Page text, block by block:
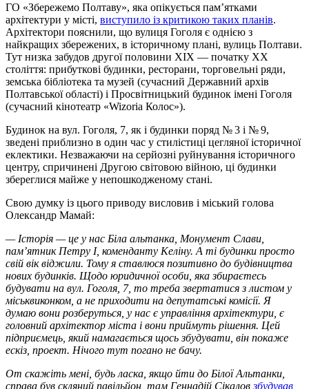
ГО «Збережемо Полтаву», яка опікується пам’ятками
архітектури у місті, виступило із критикою таких планів.
Архітектори пояснили, що вулиця Гоголя є однією з
найкращих збережених, в історичному плані, вулиць Полтави.
Тут низка забудов другої половини ХІХ — початку ХХ
століття: прибуткові будинки, ресторани, торговельні ряди,
земська бібліотека та музей (сучасний Державний архів
Полтавської області) і Просвітницький будинок імені Гоголя
(сучасний кінотеатр «Wizoria Колос»).
Будинок на вул. Гоголя, 7, як і будинки поряд № 3 і № 9,
зведені приблизно в один час у стилістиці цегляної історичної
еклектики. Незважаючи на серйозні руйнування історичного
центру, спричинені Другою світовою війною, ці будинки
збереглися майже у непошкодженому стані.
Свою думку із цього приводу висловив і міський голова
Олександр Мамай:
— Історія — це у нас Біла альтанка, Монумент Слави,
пам’ятник Петру I, коменданту Келіну. А ті будинки просто
свій вік віджили. Тому я ставлюся позитивно до будівництва
нових будинків. Щодо юридичної особи, яка збираєтесь
будувати на вул. Гоголя, 7, то треба звертатися з листом у
міськвиконком, а не приходити на депутатські комісії. Я
думаю вони розберуться, у нас є управління архітектури, є
головний архітектор міста і вони приймуть рішення. Цей
підприємець, який намагається щось збудувати, він покаже
ескіз, проект. Нічого тут погано не бачу.
От скажіть мені, будь ласка, якщо йти до Білої Альтанки,
справа був скляний павільйон, там Геннадій Сікаловзбудував